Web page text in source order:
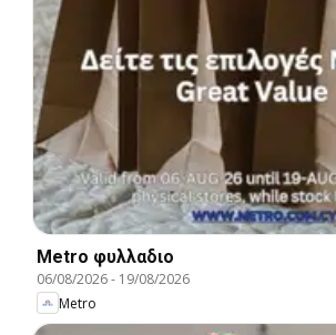
Metro φυλλαδιο
06/08/2026- 19/08/2026
Metro